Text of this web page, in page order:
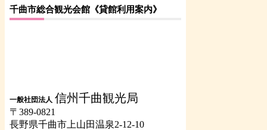
千曲市総合観光会館《貸館利用案内》
一般社団法人 信州千曲観光局
〒389-0821
長野県千曲市上山田温泉2-12-10